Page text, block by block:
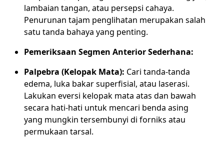
lambaian tangan, atau persepsi cahaya.
Penurunan tajam penglihatan merupakan salah
satu tanda bahaya yang penting.
Pemeriksaan Segmen Anterior Sederhana:
Palpebra (Kelopak Mata): Cari tanda-tanda
edema, luka bakar superfisial, atau laserasi.
Lakukan eversi kelopak mata atas dan bawah
secara hati-hati untuk mencari benda asing
yang mungkin tersembunyi di forniks atau
permukaan tarsal.